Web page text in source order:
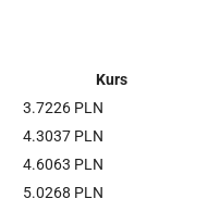
Kurs
3.7226 PLN
4.3037 PLN
4.6063 PLN
5.0268 PLN